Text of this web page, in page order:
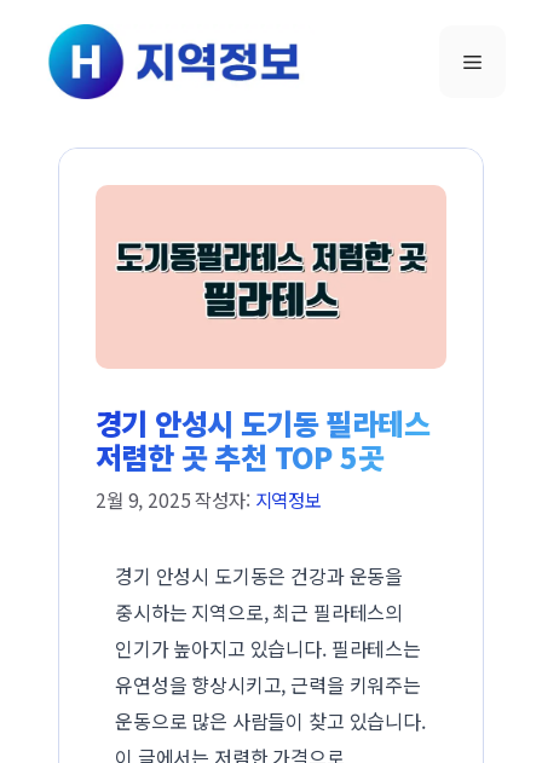
건너뛰기
메뉴
경기 안성시 도기동 필라테스
저렴한 곳 추천 TOP 5곳
2월 9, 2025작성자: 지역정보
경기 안성시 도기동은 건강과 운동을
중시하는 지역으로, 최근 필라테스의
인기가 높아지고 있습니다. 필라테스는
유연성을 향상시키고, 근력을 키워주는
운동으로 많은 사람들이 찾고 있습니다.
이 글에서는 저렴한 가격으로